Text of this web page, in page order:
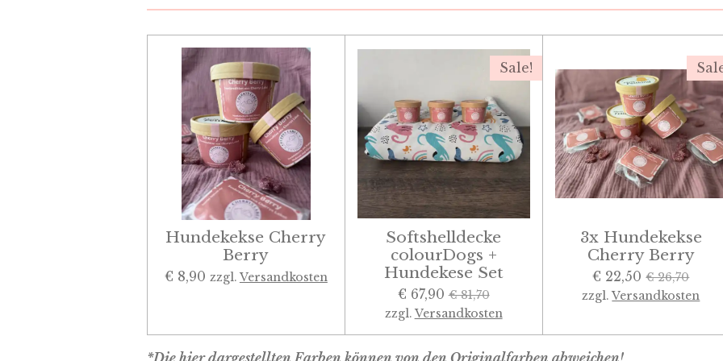
Hundekekse Cherry
Berry
€ 8,90 zzgl. Versandkosten
Sale!
Softshelldecke
colourDogs +
Hundekese Set
€ 67,90 € 81,70
zzgl. Versandkosten
3x Hundekekse
Cherry Berry
€ 22,50 € 26,70
zzgl.Versandkosten
*Die hier dargestellten Farben können von den Originalfarben abweichen!